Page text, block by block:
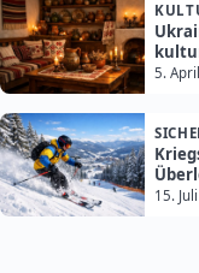
5.
15.